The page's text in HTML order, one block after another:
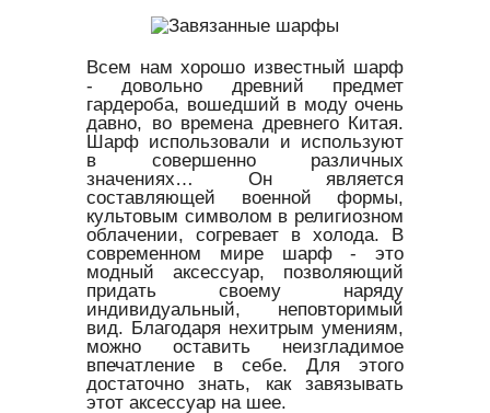
Всем нам хорошо известный шарф
- довольно древний предмет
гардероба, вошедший в моду очень
давно, во времена древнего Китая.
Шарф использовали и используют
в совершенно различных
значениях… Он является
составляющей военной формы,
культовым символом в религиозном
облачении, согревает в холода. В
современном мире шарф - это
модный аксессуар, позволяющий
придать своему наряду
индивидуальный, неповторимый
вид. Благодаря нехитрым умениям,
можно оставить неизгладимое
впечатление в себе. Для этого
достаточно знать, как завязывать
этот аксессуар на шее.